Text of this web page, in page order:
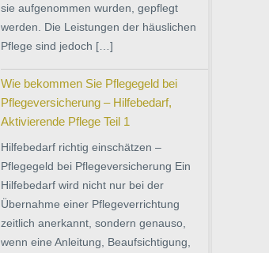
sie aufgenommen wurden, gepflegt
werden. Die Leistungen der häuslichen
Pflege sind jedoch […]
Wie bekommen Sie Pflegegeld bei
Pflegeversicherung – Hilfebedarf,
Aktivierende Pflege Teil 1
Hilfebedarf richtig einschätzen –
Pflegegeld bei Pflegeversicherung Ein
Hilfebedarf wird nicht nur bei der
Übernahme einer Pflegeverrichtung
zeitlich anerkannt, sondern genauso,
wenn eine Anleitung, Beaufsichtigung,